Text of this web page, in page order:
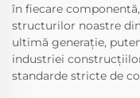
în fiecare
structurilor noastre
ultimă generație,
industriei
standarde stricte de